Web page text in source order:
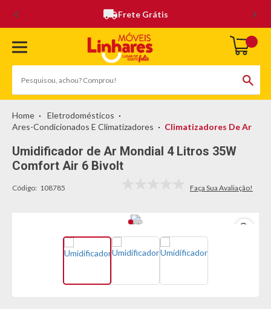
Frete Grátis
Eletrodomésticos
Ares-Condicionados E Climatizadores
Climatizadores De Ar
Umidificador de Ar Mondial 4 Litros 35W
Comfort Air 6 Bivolt
Código: 108785